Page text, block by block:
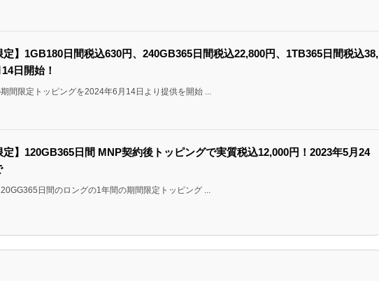
】1GB180日間税込630円、240GB365日間税込22,800円、1TB365日間税込38,
日開始！
間限定トッピングを2024年6月14日より提供を開始 ...
】120GB365日間 MNP契約後トッピングで実質税込12,000円！2023年5月24
日間のロングの1年間の期間限定トッピング ...